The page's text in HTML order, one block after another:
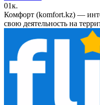
01к.
Комфорт (komfort.kz) —
свою деятельность на